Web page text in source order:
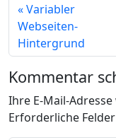
Variabler
Webseiten-
Hintergrund
Kommentar
Ihre E-Mail-
Erforderliche